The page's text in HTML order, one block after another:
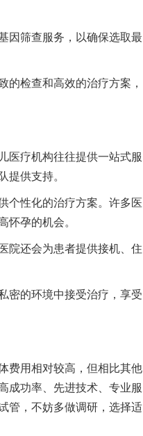
因筛查服务，以确保选取最
检查和高效的治疗方案，
医疗机构往往提供一站式服
供支持。
个性化的治疗方案。许多医
孕的机会。
院还会为患者提供接机、住
密的环境中接受治疗，享受
费用相对较高，但相比其他
成功率、先进技术、专业服
管，不妨多做调研，选择适